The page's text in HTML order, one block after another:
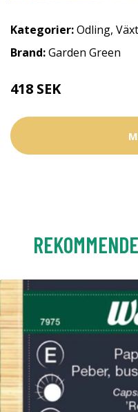
Kategorier:Odling,
Brand:Garden Green
418 SEK